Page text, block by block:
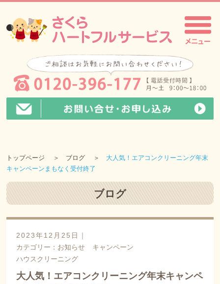
トップページ ブログ
大人気！エアコンクリーニング年末
キャンペーンまもなく受付終了
ブログ
2023年12月25日｜
カテゴリー： お知らせ
キャンペーン
ハウスクリーニング
大人気！エアコンクリーニング年末キャンペ